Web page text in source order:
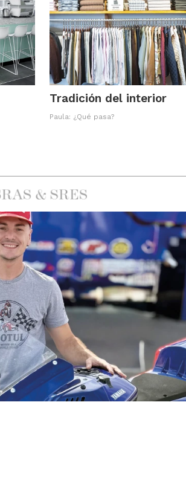
Tradición del interior
Paula: ¿Qué pasa?